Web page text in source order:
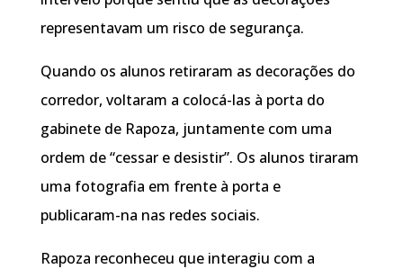
representavam um risco de segurança.
Quando os alunos retiraram as decorações do
corredor, voltaram a colocá-las à porta do
gabinete de Rapoza, juntamente com uma
ordem de “cessar e desistir”. Os alunos tiraram
uma fotografia em frente à porta e
publicaram-na nas redes sociais.
Rapoza reconheceu que interagiu com a